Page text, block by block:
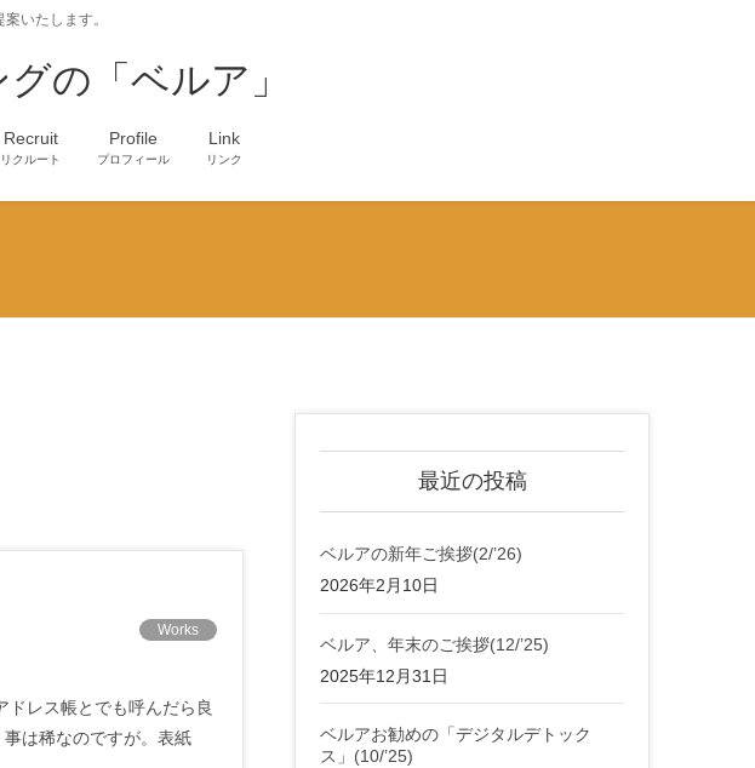
いたします。
の「ベルア」
Recruit
リクルート
Profile
プロフィール
Link
リンク
Works
ドレス帳とでも呼んだら良
は稀なのですが。表紙
最近の投稿
ベルアの新年ご挨拶(2/’26)
2026年2月10日
ベルア、年末のご挨拶(12/’25)
2025年12月31日
ベルアお勧めの「デジタルデトック
ス」(10/’25)